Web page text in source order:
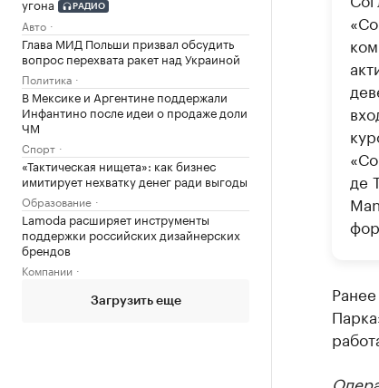
РАДИО
Авто
Глава МИД Польши призвал обсудить
вопрос перехвата ракет над Украиной
Политика
В Мексике и Аргентине поддержали
Инфантино после идеи о продаже доли
ЧМ
Спорт
«Тактическая нищета»: как бизнес
имитирует нехватку денег ради выгоды
Образование
Lamoda расширяет инструменты
поддержки российских дизайнерских
брендов
Компании
Загрузить еще
де